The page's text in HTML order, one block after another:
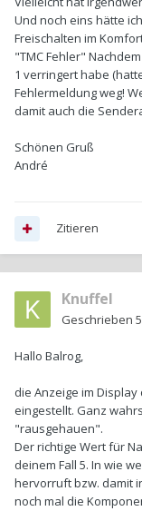
Und noch eins hätte
Freischalten im
"TMC Fehler"
1 verringert habe
Fehlermeldung weg!
damit auch die
Schönen Gruß
André
Zitieren
Knuffel
Geschrieben
Hallo Balrog,
die Anzeige im
eingestellt. Ganz
"rausgehauen".
Der richtige Wert für
deinem Fall 5. In wie
hervorruft bzw. damit
noch mal die